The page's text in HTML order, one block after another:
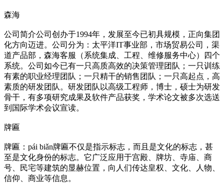
森海
公司简介公司创办于1994年，发展至今已初具规模，正向集团
化方向迈进。公司分为：太平洋IT事业部，市场贸易公司，渠
道产品部，森海客服（系统集成、工程、维修服务中心）四个
系统。公司如今已有一只高质高效的决策管理团队；一只训练
有素的职业经理团队；一只精干的销售团队；一只高起点，高
素质的研发团队。研发团队以高级工程师，博士，硕士为研发
骨干，有多项研究成果及软件产品获奖，学术论文被多次选送
到国际学术会议宣读。
牌匾
牌匾：pái biǎn牌匾不仅是指示标志，而且是文化的标志，甚
至是文化身份的标志。它广泛应用于宫殿、牌坊、寺庙、商
号、民宅等建筑的显赫位置，向人们传达皇权、文化、人物、
信仰、商业等信息。